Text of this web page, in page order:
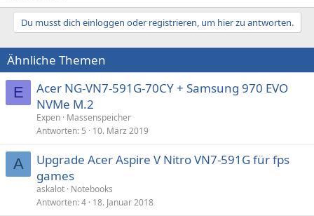
Du musst dich einloggen oder registrieren, um hier zu antworten.
Ähnliche Themen
E
Acer NG-VN7-591G-70CY + Samsung 970 EVO
NVMe M.2
Expen Massenspeicher
Antworten 5 10. März 2019
A
Upgrade Acer Aspire V Nitro VN7-591G für fps
games
askalot Notebooks
Antworten 4 18. Januar 2018